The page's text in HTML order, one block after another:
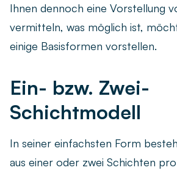
Ihnen dennoch eine Vorstellung
vermitteln, was möglich ist,
einige Basisformen vorstellen.
Ein- bzw. Zwei-
Schichtmodell
In seiner einfachsten Form
aus einer oder zwei Schichten